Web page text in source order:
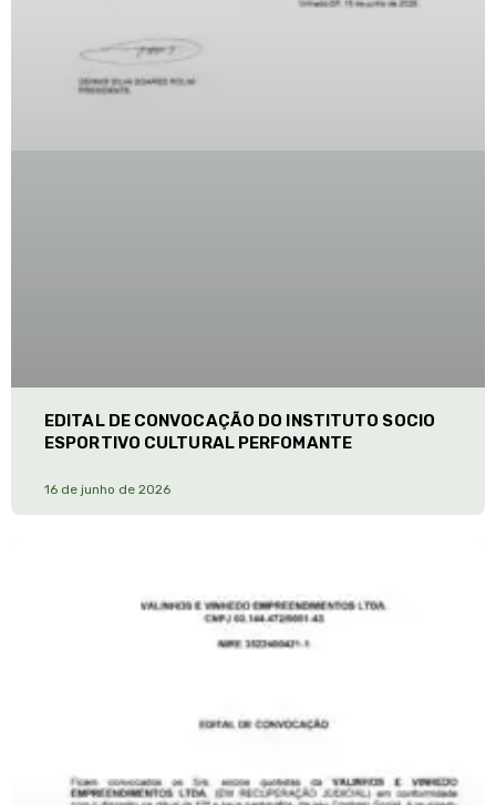
EDITAL DE CONVOCAÇÃO DO INSTITUTO SOCIO
ESPORTIVO CULTURAL PERFOMANTE
16 de junho de 2026